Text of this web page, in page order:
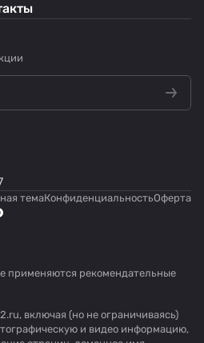
темаКонфиденциальностьОферта
применяются рекомендательные
включая (но не ограничиваясь)
и видео информацию,